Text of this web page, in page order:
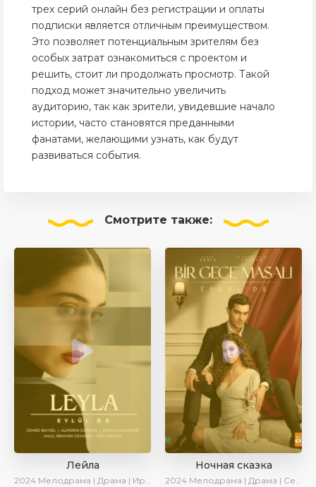
трех серий онлайн без регистрации и оплаты
подписки является отличным преимуществом.
Это позволяет потенциальным зрителям без
особых затрат ознакомиться с проектом и
решить, стоит ли продолжать просмотр. Такой
подход может значительно увеличить
аудиторию, так как зрители, увидевшие начало
истории, часто становятся преданными
фанатами, желающими узнать, как будут
развиваться события.
Смотрите также:
Лейла
2024 Мелодрама | Драма | Ирина Котова | AveTurk | AlisaDirilis | Сериалы 2024
Ночная сказка
2024 Мелодрама | Драма | Сериалы 2024